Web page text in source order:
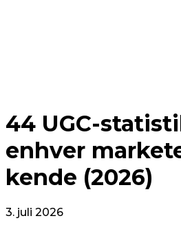
44 UGC-
enhver
kende (2026)
3. juli 2026